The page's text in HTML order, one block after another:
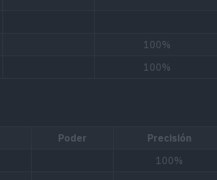
100%
100%
Poder
Precisión
100%